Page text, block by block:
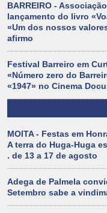
BARREIRO -
lançamento do livro
«Um dos nossos
afirmo
Festival Barreiro em
«Número zero do
«1947» no Cinema
MOITA - Festas em
A terra do Huga-Huga
. de 13 a 17 de agosto
Adega de Palmela
Setembro sabe a